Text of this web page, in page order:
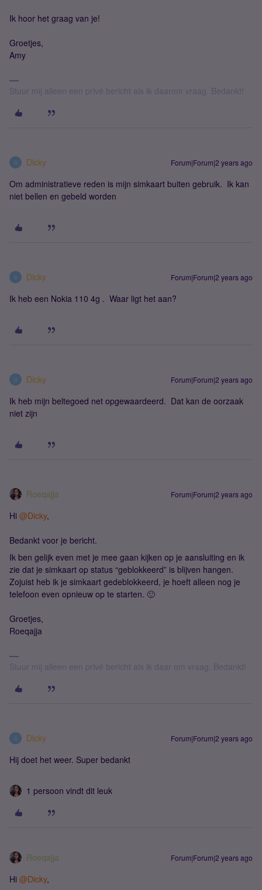
Ik hoor het graag van je!
Groetjes,
Amy
Stuur mij alleen een privé bericht als ik daarom vraag. Bedankt!
D Dicky Forum|Forum|2 years ago
Om administratieve reden is mijn simkaart buiten gebruik. Ik kan
niet bellen en gebeld worden
D Dicky Forum|Forum|2 years ago
Ik heb een Nokia 110 4g . Waar ligt het aan?
D Dicky Forum|Forum|2 years ago
Ik heb mijn beltegoed net opgewaardeerd. Dat kan de oorzaak
niet zijn
Roeqajja Forum|Forum|2 years ago
Hi @Dicky,
Bedankt voor je bericht.
Ik ben gelijk even met je mee gaan kijken op je aansluiting en ik
zie dat je simkaart op status “geblokkeerd” is blijven hangen.
Zojuist heb ik je simkaart gedeblokkeerd, je hoeft alleen nog je
telefoon even opnieuw op te starten. 🙂
Groetjes,
Roeqajja
Stuur mij alleen een privé bericht als ik daar om vraag. Bedankt!
D Dicky Forum|Forum|2 years ago
Hij doet het weer. Super bedankt
1 persoon vindt dit leuk
Roeqajja Forum|Forum|2 years ago
Hi @Dicky,